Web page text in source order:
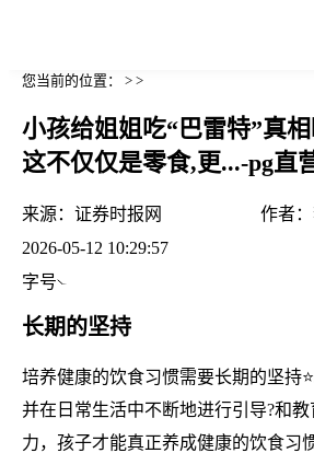
您当前的位置： > >
小孩给姐姐吃“巴雷特”真
这不仅仅是零食,更...-pg直
来源： 证券时报网 作者：
2026-05-12 10:29:57
字号
长期的坚持
培养健康的饮食习惯需要长期的坚持
并在日常生活中不断地进行引导?和
力，孩子才能真正养成健康的饮食习惯